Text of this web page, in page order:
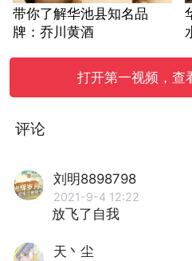
带你了解华池县知名品
牌：乔川黄酒
打开第一视频，查
评论
刘明8898798
2021-9-4 12:22
放飞了自我
天丶尘